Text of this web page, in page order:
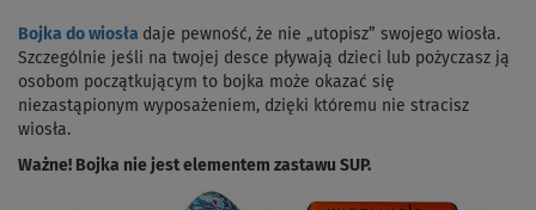
Bojka do wiosła daje pewność, że nie „utopisz” swojego wiosła.
Szczególnie jeśli na twojej desce pływają dzieci lub pożyczasz ją
osobom początkującym to bojka może okazać się
niezastąpionym wyposażeniem, dzięki któremu nie stracisz
wiosła.
Ważne! Bojka nie jest elementem zastawu SUP.